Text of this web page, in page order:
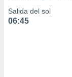
Salida del sol
06:45